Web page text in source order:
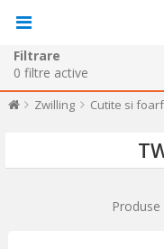
Filtrare
0 filtre active
Zwilling Cutite si